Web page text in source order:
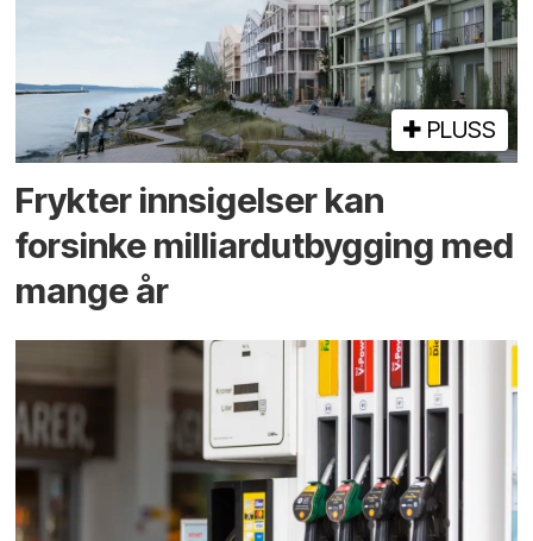
PLUSS
Frykter innsigelser kan
forsinke milliard­utbygging med
mange år